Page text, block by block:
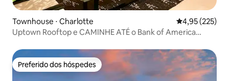
Townhouse ⋅ Charlotte 4,95 de uma
4,95 (225)
Uptown Rooftop e CAMINHE ATÉ o Bank of America
Preferido dos hóspedes
Preferido dos hóspedes